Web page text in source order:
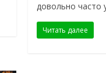
довольно часто
Читать далее